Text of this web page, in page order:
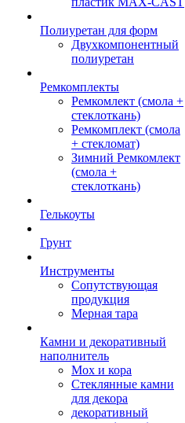
Полиуретан для форм
Двухкомпонентный
полиуретан
Ремкомплекты
Ремкомлект (смола +
стеклоткань)
Ремкомплект (смола
+ стекломат)
Зимний Ремкомлект
(смола +
стеклоткань)
Гелькоуты
Грунт
Инструменты
Сопутствующая
продукция
Мерная тара
Камни и декоративный
наполнитель
Мох и кора
Стеклянные камни
для декора
декоративный